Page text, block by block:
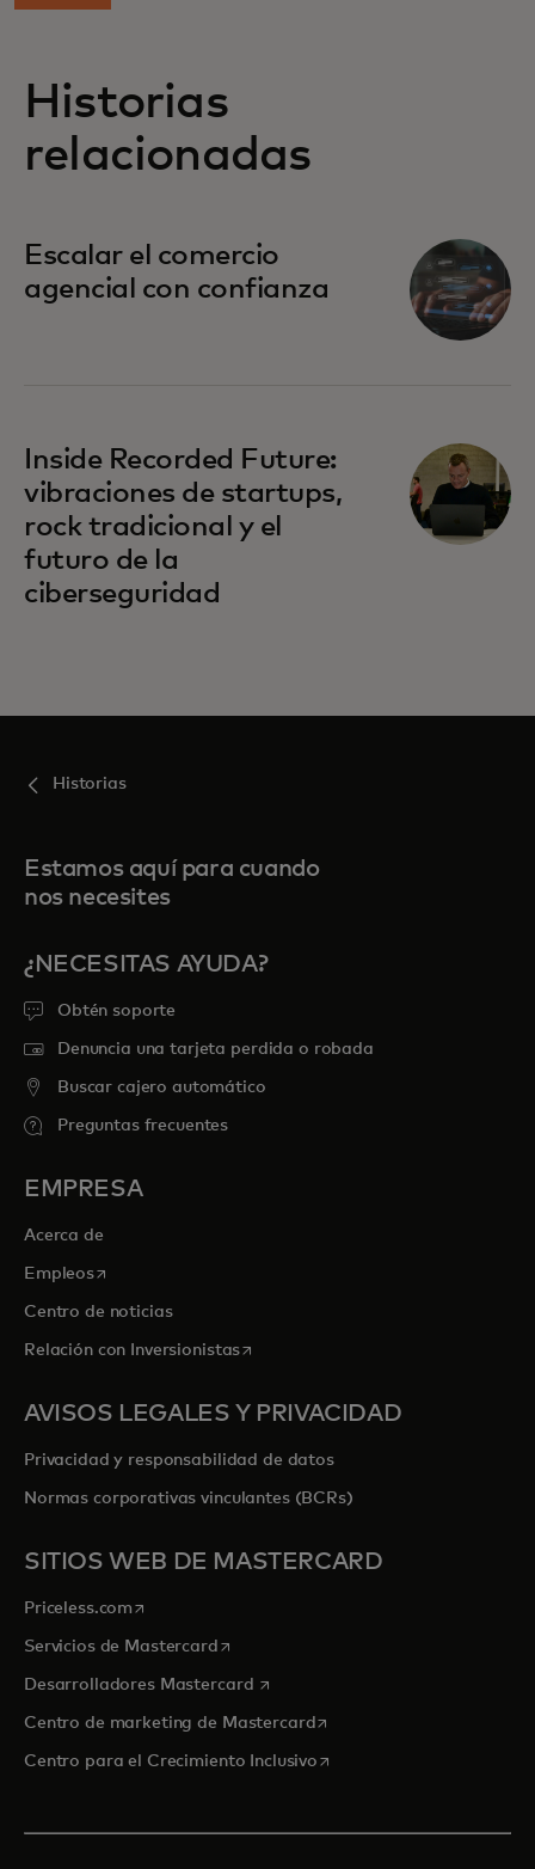
Historias
relacionadas
Escalar el comercio
agencial con confianza
Inside Recorded Future:
vibraciones de startups,
rock tradicional y el
futuro de la
ciberseguridad
se abre en una pestaña nueva
Historias
Estamos aquí para cuando
nos necesites
¿NECESITAS AYUDA?
Obtén soporte
Denuncia una tarjeta perdida o robada
Buscar cajero automático
Preguntas frecuentes
EMPRESA
Acerca de
Empleosse abre en una pestaña nueva
Centro de noticias
Relación con Inversionistasse abre en una pestaña nueva
AVISOS LEGALES Y PRIVACIDAD
Privacidad y responsabilidad de datos
Normas corporativas vinculantes (BCRs)
SITIOS WEB DE MASTERCARD
Priceless.com se abre en una pestaña nueva
Servicios de Mastercardse abre en una pestaña nueva
Desarrolladores Mastercard se abre en una pestaña nueva
Centro de marketing de Mastercardse abre en una pestaña
Centro para el Crecimiento Inclusivose abre en una pestaña